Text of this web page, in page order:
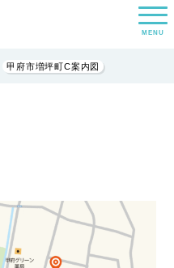
MENU
甲府市増坪町C案内図